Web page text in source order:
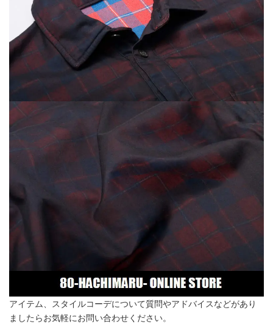
アイテム、スタイルコーデについて質問やアドバイスなどがあり
ましたらお気軽にお問い合わせください。